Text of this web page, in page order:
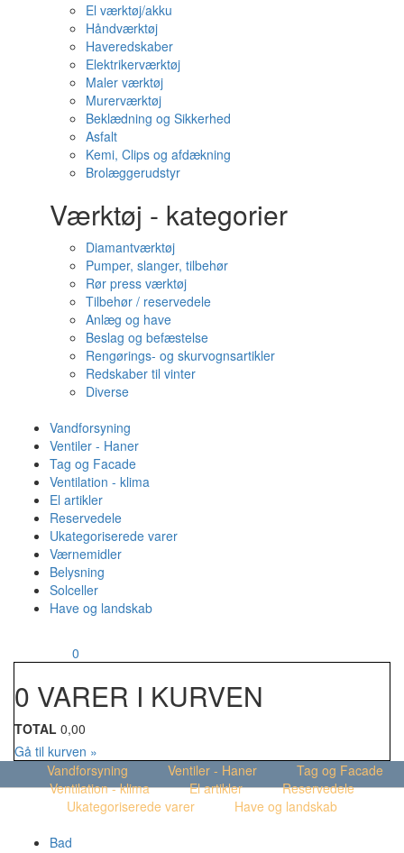
El værktøj/akku
Håndværktøj
Haveredskaber
Elektrikerværktøj
Maler værktøj
Murerværktøj
Beklædning og Sikkerhed
Asfalt
Kemi, Clips og afdækning
Brolæggerudstyr
Værktøj - kategorier
Diamantværktøj
Pumper, slanger, tilbehør
Rør press værktøj
Tilbehør / reservedele
Anlæg og have
Beslag og befæstelse
Rengørings- og skurvognsartikler
Redskaber til vinter
Diverse
Vandforsyning
Ventiler - Haner
Tag og Facade
Ventilation - klima
El artikler
Reservedele
Ukategoriserede varer
Værnemidler
Belysning
Solceller
Have og landskab
0
0 VARER I KURVEN
TOTAL 0,00
Gå til kurven »
Vandforsyning
Ventiler - Haner
Tag og Facade
Ventilation - klima
El artikler
Reservedele
Ukategoriserede varer
Have og landskab
Bad